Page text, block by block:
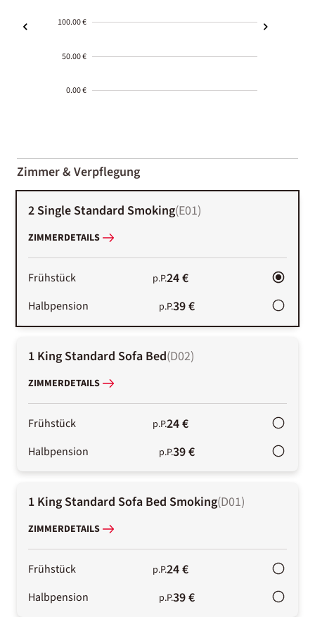
100.00 €
50.00 €
0.00 €
01-02
Zimmer & Verpflegung
2 Single Standard Smoking(E01)
ZIMMERDETAILS
Frühstück p.P.24 €
Halbpension p.P.39 €
1 King Standard Sofa Bed(D02)
ZIMMERDETAILS
Frühstück p.P.24 €
Halbpension p.P.39 €
1 King Standard Sofa Bed Smoking(D01)
ZIMMERDETAILS
Frühstück p.P.24 €
Halbpension p.P.39 €